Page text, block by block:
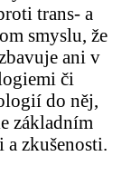
trans- a
smyslu, že
ani v
či
do něj,
základním
a zkušenosti.